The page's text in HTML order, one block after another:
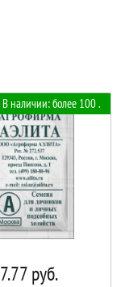
В наличии: более 100 .
7.77руб.